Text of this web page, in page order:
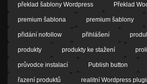
překlad šablony Wordpress Překlad
premium šablona premium šablony
přidání nofollow přihlášení
produkty produkty ke stažení
průvodce instalací Publish button
řazení produktů realitní Wordpress